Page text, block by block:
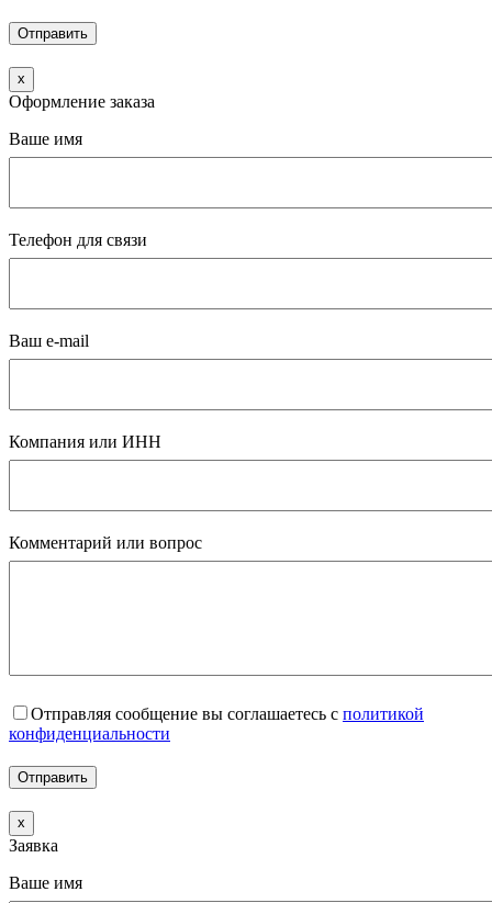
x
Оформление заказа
Ваше имя
Телефон для связи
Ваш e-mail
Компания или ИНН
Комментарий или вопрос
Отправляя сообщение вы соглашаетесь с политикой
конфиденциальности
x
Заявка
Ваше имя